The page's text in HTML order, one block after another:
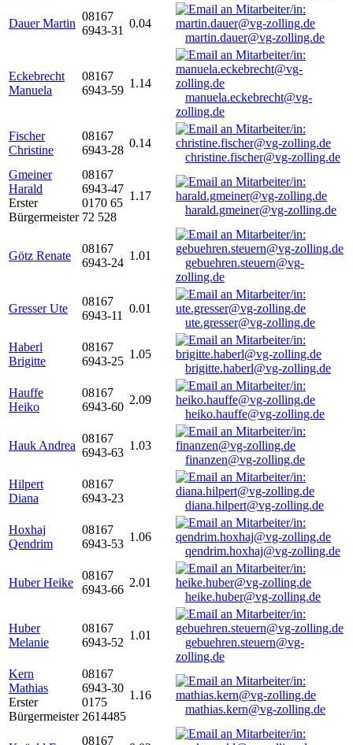
Dauer Martin
08167
6943-31
0.04
martin.dauer@vg-zolling.de
Eckebrecht
Manuela
08167
6943-59
1.14
manuela.eckebrecht@vg-
zolling.de
Fischer
Christine
08167
6943-28
0.14
christine.fischer@vg-zolling.de
Gmeiner
Harald
Erster
Bürgermeister
08167
6943-47
0170 65
72 528
1.17
harald.gmeiner@vg-zolling.de
Götz Renate
08167
6943-24
1.01
gebuehren.steuern@vg-
zolling.de
Gresser Ute
08167
6943-11
0.01
ute.gresser@vg-zolling.de
Haberl
Brigitte
08167
6943-25
1.05
brigitte.haberl@vg-zolling.de
Hauffe
Heiko
08167
6943-60
2.09
heiko.hauffe@vg-zolling.de
Hauk Andrea
08167
6943-63
1.03
finanzen@vg-zolling.de
Hilpert
Diana
08167
6943-23
diana.hilpert@vg-zolling.de
Hoxhaj
Qendrim
08167
6943-53
1.06
qendrim.hoxhaj@vg-zolling.de
Huber Heike
08167
6943-66
2.01
heike.huber@vg-zolling.de
Huber
Melanie
08167
6943-52
1.01
gebuehren.steuern@vg-
zolling.de
Kern
Mathias
Erster
Bürgermeister
08167
6943-30
0175
2614485
1.16
mathias.kern@vg-zolling.de
08167